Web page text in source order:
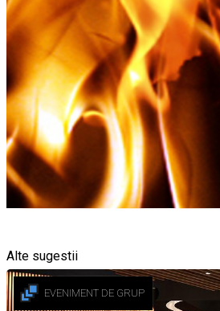
Alte sugestii
EVENIMENT DE GRUP